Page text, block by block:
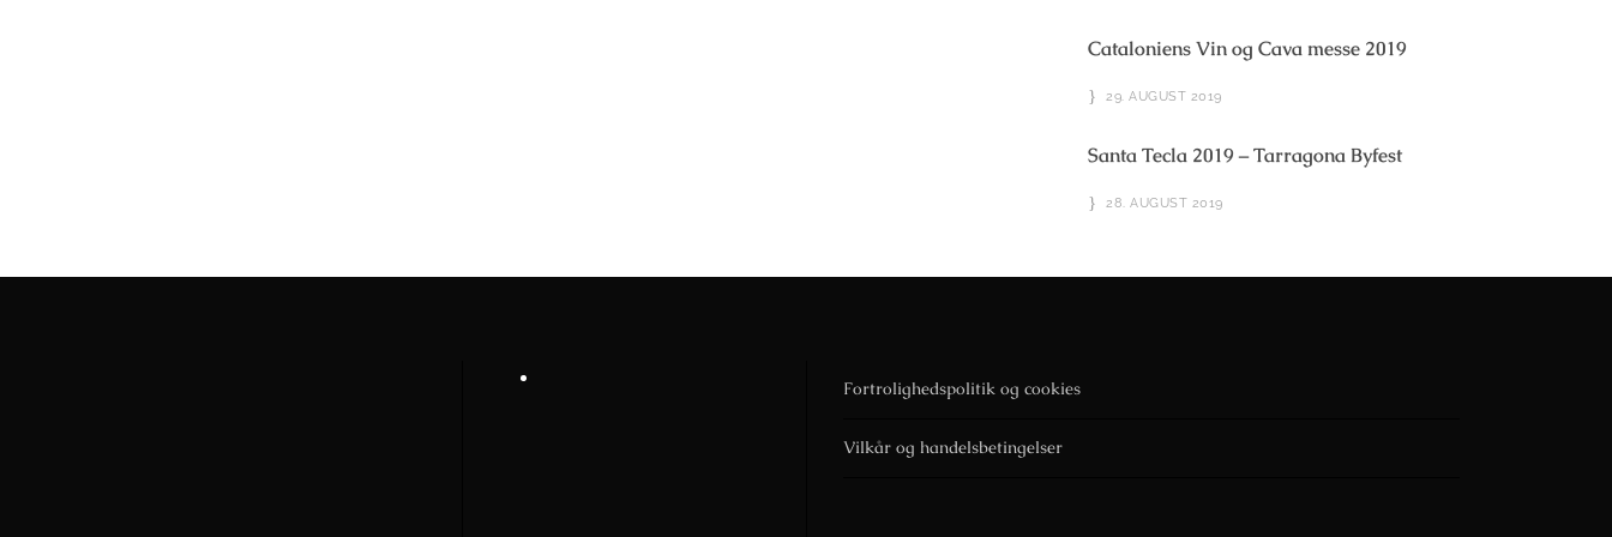
Cataloniens Vin og Cava messe 2019
29. AUGUST 2019
Santa Tecla 2019 – Tarragona Byfest
28. AUGUST 2019
Fortrolighedspolitik og cookies
Vilkår og handelsbetingelser